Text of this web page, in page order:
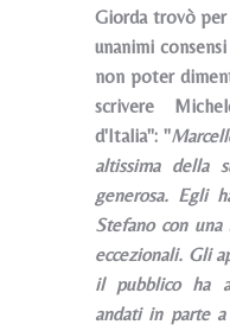
Giorda trovò
unanimi
non poter
scrivere
d'Italia": "
altissima della
generosa. Egli
Stefano con
eccezionali. Gli
il pubblico ha
andati in parte